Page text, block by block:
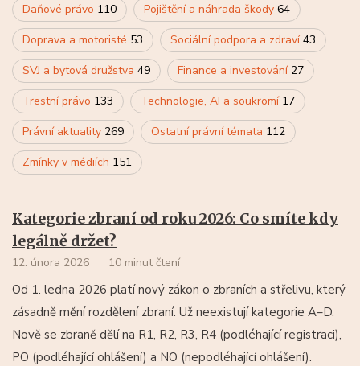
Daňové právo 110 Pojištění a náhrada škody 64
Doprava a motoristé 53 Sociální podpora a zdraví43
SVJ a bytová družstva 49 Finance a investování 27
Trestní právo 133 Technologie, AI a soukromí 17
Právní aktuality 269 Ostatní právní témata 112
Zmínky v médiích 151
Kategorie zbraní od roku 2026: Co smíte kdy
legálně držet?
12. února 2026 10 minut čtení
Od 1. ledna 2026 platí nový zákon o zbraních a střelivu, který
zásadně mění rozdělení zbraní. Už neexistují kategorie A–D.
Nově se zbraně dělí na R1, R2, R3, R4 (podléhající registraci),
PO (podléhající ohlášení) a NO (nepodléhající ohlášení).